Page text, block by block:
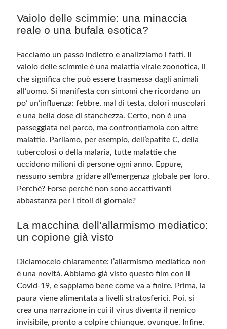
Vaiolo delle scimmie: una minaccia
reale o una bufala esotica?
Facciamo un passo indietro e analizziamo i fatti. Il
vaiolo delle scimmie è una malattia virale zoonotica, il
che significa che può essere trasmessa dagli animali
all’uomo. Si manifesta con sintomi che ricordano un
po’ un’influenza: febbre, mal di testa, dolori muscolari
e una bella dose di stanchezza. Certo, non è una
passeggiata nel parco, ma confrontiamola con altre
malattie. Parliamo, per esempio, dell’epatite C, della
tubercolosi o della malaria, tutte malattie che
uccidono milioni di persone ogni anno. Eppure,
nessuno sembra gridare all’emergenza globale per loro.
Perché? Forse perché non sono accattivanti
abbastanza per i titoli di giornale?
La macchina dell’allarmismo mediatico:
un copione già visto
Diciamocelo chiaramente: l’allarmismo mediatico non
è una novità. Abbiamo già visto questo film con il
Covid-19, e sappiamo bene come va a finire. Prima, la
paura viene alimentata a livelli stratosferici. Poi, si
crea una narrazione in cui il virus diventa il nemico
invisibile, pronto a colpire chiunque, ovunque. Infine,